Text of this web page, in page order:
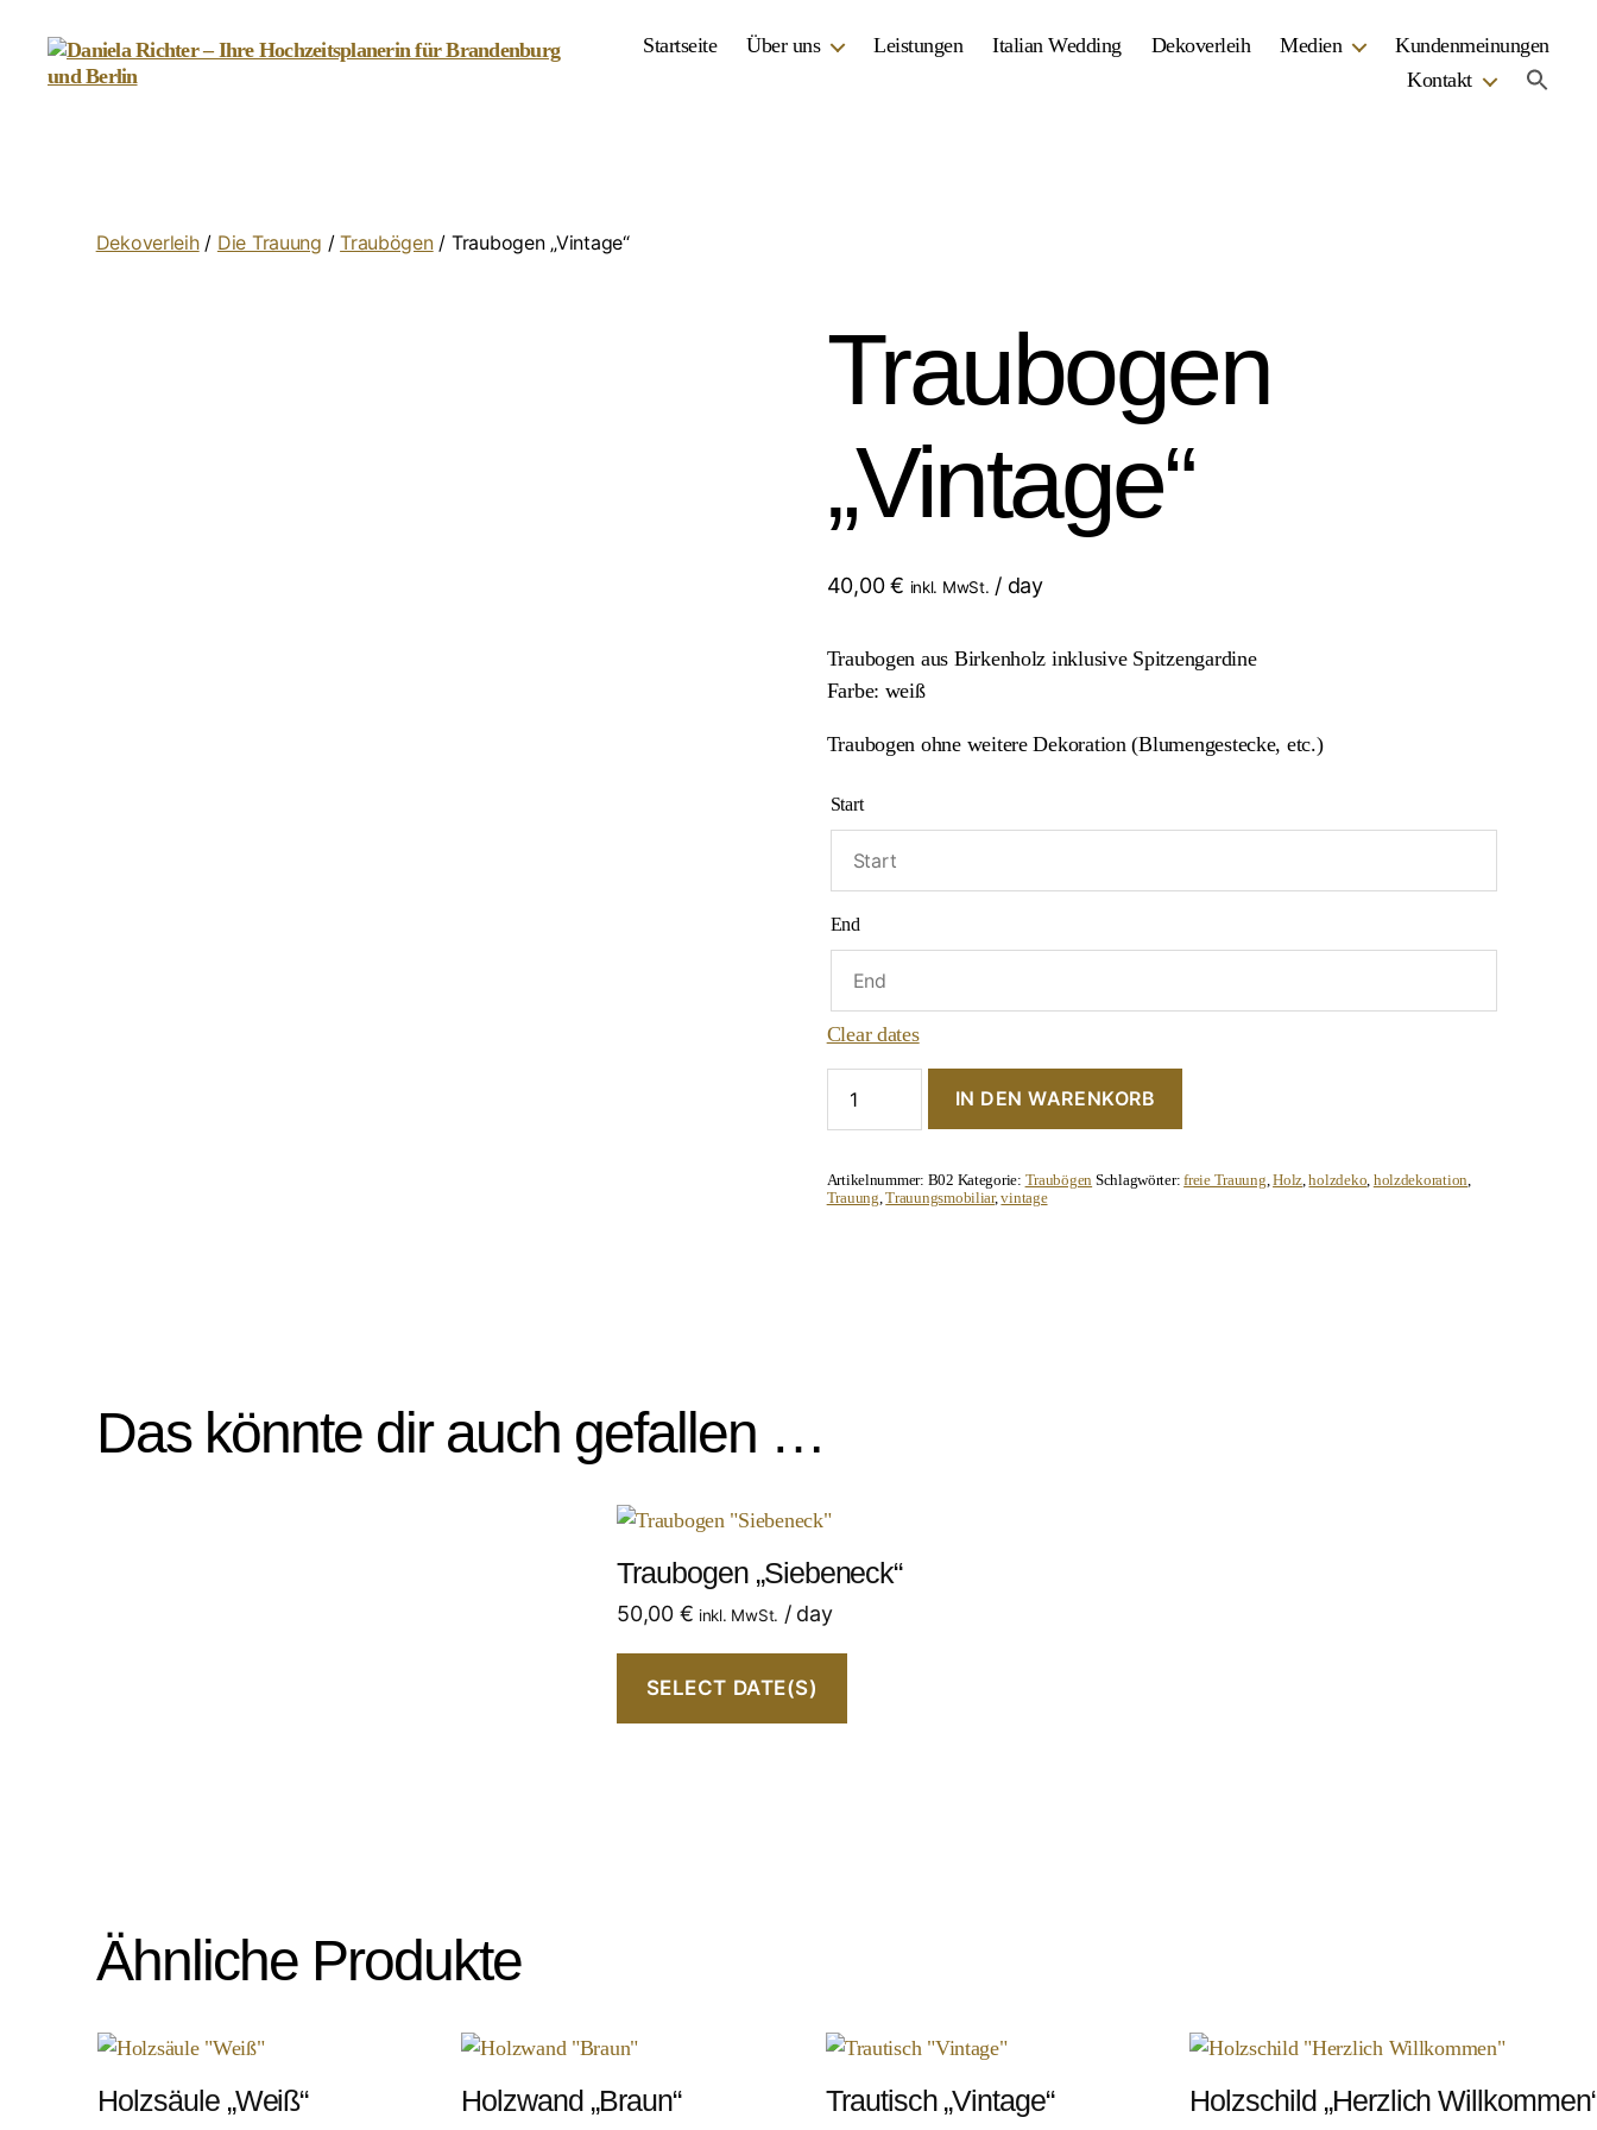
Brandenburg
Startseite Über uns Leistungen Italian Wedding Dekoverleih Medien
Kundenmeinungen
Kontakt
Dekoverleih/ Die Trauung /Traubögen/ Traubogen „Vintage“
Traubogen
„Vintage“
40,00€ inkl. MwSt. / day
Traubogen aus Birkenholz inklusive Spitzengardine
Farbe: weiß
Traubogen ohne weitere Dekoration (Blumengestecke, etc.)
Start
End
Clear dates
"Vintage"
IN DEN WARENKORB
Artikelnummer: B02 Kategorie: Traubögen Schlagwörter:freie Trauung,Holz,holzdeko, holzdekoration,
Trauung,Trauungsmobiliar,vintage
Das könnte dir auch gefallen …
Traubogen „Siebeneck“
50,00 € inkl. MwSt. / day
SELECT DATE(S)
Ähnliche Produkte
Holzsäule „Weiß“ Holzwand „Braun“ Trautisch „Vintage“ Holzschild „Herzlich